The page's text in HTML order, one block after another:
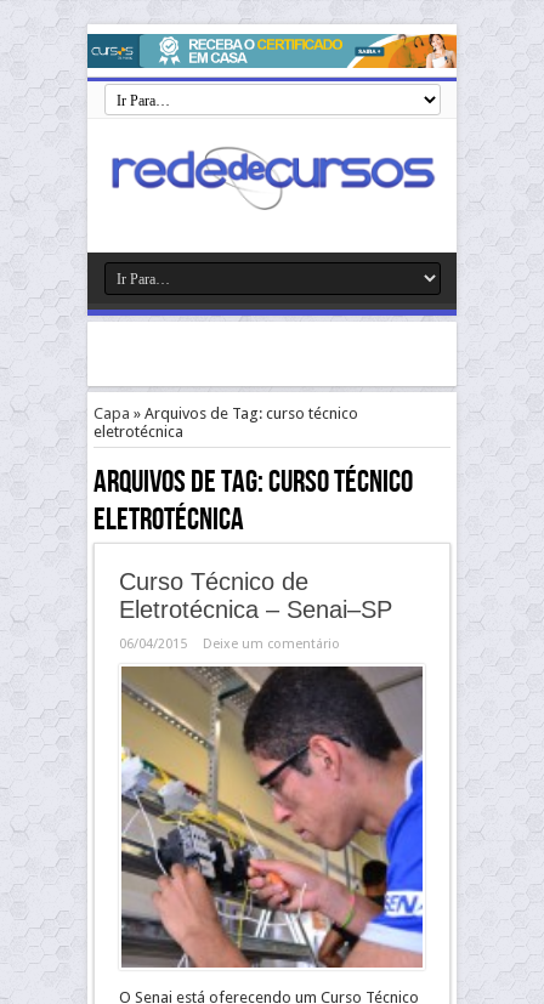
Capa » Arquivos de Tag: curso técnico
eletrotécnica
Arquivos de Tag:curso técnico
eletrotécnica
Curso Técnico de
Eletrotécnica – Senai–SP
06/04/2015 Deixe um comentário
O Senai está oferecendo um Curso Técnico